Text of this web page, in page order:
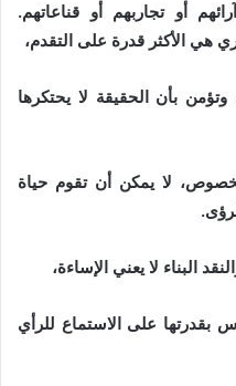
أو تجاربهم أو قناعاتهم.
هي الأكثر قدرة على التقدم،
وتؤمن بأن الحقيقة لا يحتكرها
لا يمكن أن تقوم حياة
البناء لا يعني الإساءة،
على الاستماع للرأي